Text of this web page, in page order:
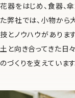
花器をはじめ、食器、
た弊社では、小物から
技とノウハウがあります
土と向き合ってきた日
のづくりを支えています